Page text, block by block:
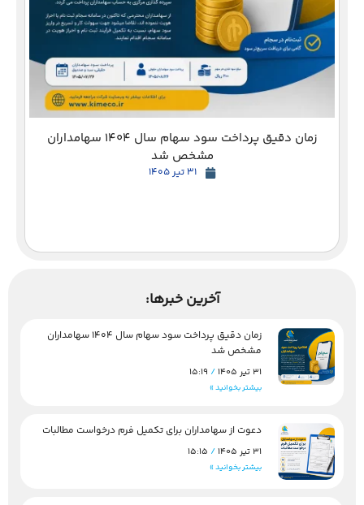
زمان دقیق پرداخت سود سهام سال 1404 سهامداران
مشخص شد
31 تیر 1405
آخرین خبرها:
زمان دقیق پرداخت سود سهام سال 1404 سهامداران
مشخص شد
31 تیر 1405
بیشتر بخوانید »
دعوت از سهامداران برای تکمیل فرم درخواست مطالبات
31 تیر 1405
بیشتر بخوانید »